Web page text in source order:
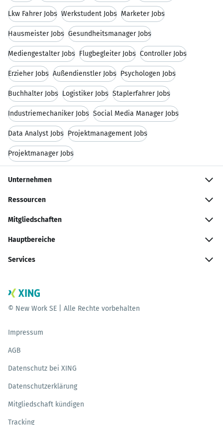
Lkw Fahrer Jobs Werkstudent Jobs Marketer Jobs
Hausmeister Jobs Gesundheitsmanager Jobs
Mediengestalter Jobs Flugbegleiter Jobs Controller Jobs
Erzieher Jobs Außendienstler Jobs Psychologen Jobs
Buchhalter Jobs Logistiker Jobs Staplerfahrer Jobs
Industriemechaniker Jobs Social Media Manager Jobs
Data Analyst Jobs Projektmanagement Jobs
Projektmanager Jobs
Unternehmen
Ressourcen
Mitgliedschaften
Hauptbereiche
Services
© New Work SE | Alle Rechte vorbehalten
Impressum
AGB
Datenschutz bei XING
Datenschutzerklärung
Mitgliedschaft kündigen
Tracking